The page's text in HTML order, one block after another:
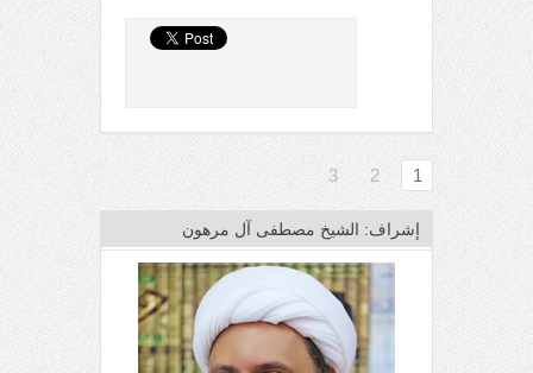
1
2
3
إشراف: الشيخ مصطفى آل مرهون